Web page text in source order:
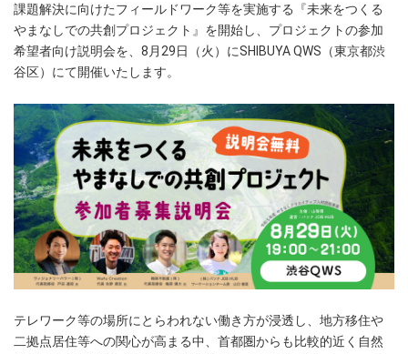
課題解決に向けたフィールドワーク等を実施する『未来をつくる
やまなしでの共創プロジェクト』を開始し、プロジェクトの参加
希望者向け説明会を、8月29日（火）にSHIBUYA QWS（東京都渋
谷区）にて開催いたします。
テレワーク等の場所にとらわれない働き方が浸透し、地方移住や
二拠点居住等への関心が高まる中、首都圏からも比較的近く自然